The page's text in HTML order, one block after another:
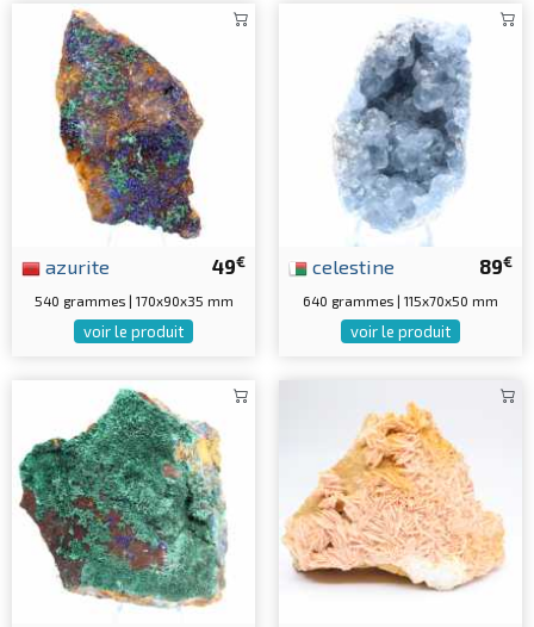
49€
azurite
540 grammes | 170x90x35 mm
voir le produit
89€
celestine
640 grammes | 115x70x50 mm
voir le produit